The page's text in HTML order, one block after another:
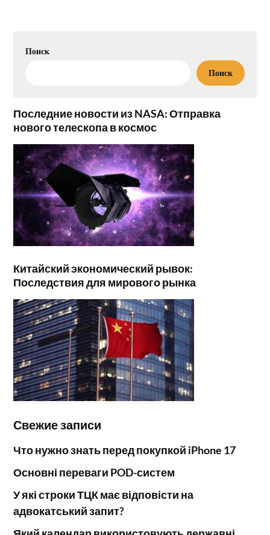
Поиск
Поиск
Последние новости из NASA: Отправка
нового телескопа в космос
Китайский экономический рывок:
Последствия для мирового рынка
Свежие записи
Что нужно знать перед покупкой iPhone 17
Основні переваги POD-систем
У які строки ТЦК має відповісти на
адвокатський запит?